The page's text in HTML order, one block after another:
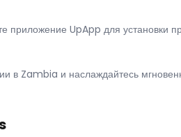
приложение UpApp для установки
в Zambia и наслаждайтесь